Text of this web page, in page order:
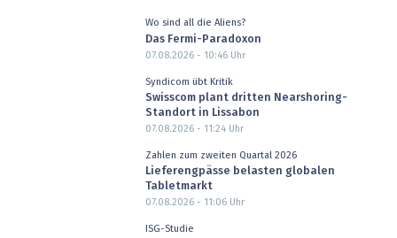
Wo sind all die Aliens?
Das Fermi-Paradoxon
07.08.2026 - 10:46Uhr
Syndicom übt Kritik
Swisscom plant dritten Nearshoring-
Standort in Lissabon
07.08.2026 - 11:24Uhr
Zahlen zum zweiten Quartal 2026
Lieferengpässe belasten globalen
Tabletmarkt
07.08.2026 - 11:06Uhr
ISG-Studie